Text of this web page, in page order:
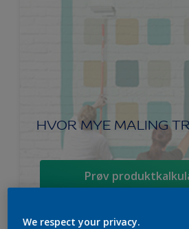
HVOR MYE MALING
Prøv
We respect your privacy.